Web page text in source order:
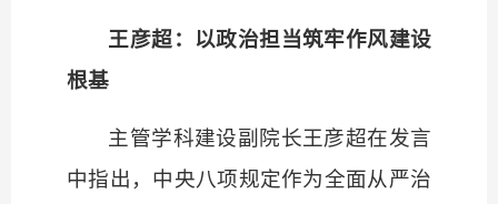
王彦超：以政治担当筑牢作风建设
根基
主管学科建设副院长王彦超在发言
中指出，中央八项规定作为全面从严治